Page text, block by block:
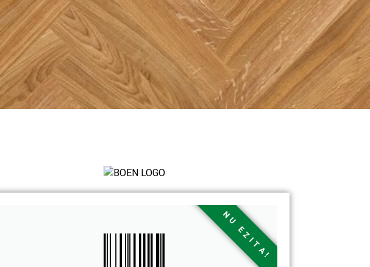
NU EZITA!